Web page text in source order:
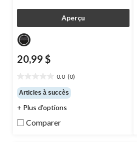
Aperçu
20,99 $
0.0 (0)
étoile(s)
sur
5.
Articles à succès
+ Plus d'options
Comparer